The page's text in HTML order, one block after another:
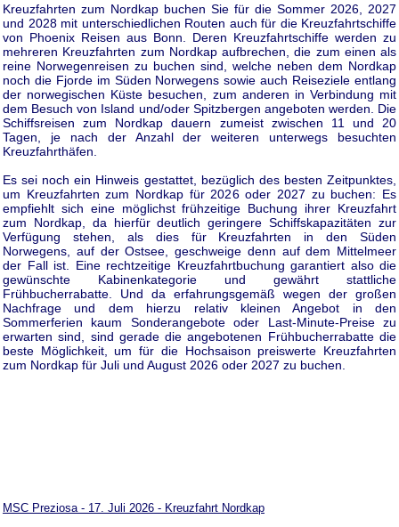
Kreuzfahrten zum Nordkap buchen Sie für die Sommer 2026, 2027
und 2028 mit unterschiedlichen Routen auch für die Kreuzfahrtschiffe
von Phoenix Reisen aus Bonn. Deren Kreuzfahrtschiffe werden zu
mehreren Kreuzfahrten zum Nordkap aufbrechen, die zum einen als
reine Norwegenreisen zu buchen sind, welche neben dem Nordkap
noch die Fjorde im Süden Norwegens sowie auch Reiseziele entlang
der norwegischen Küste besuchen, zum anderen in Verbindung mit
dem Besuch von Island und/oder Spitzbergen angeboten werden. Die
Schiffsreisen zum Nordkap dauern zumeist zwischen 11 und 20
Tagen, je nach der Anzahl der weiteren unterwegs besuchten
Kreuzfahrthäfen.
Es sei noch ein Hinweis gestattet, bezüglich des besten Zeitpunktes,
um Kreuzfahrten zum Nordkap für 2026 oder 2027 zu buchen: Es
empfiehlt sich eine möglichst frühzeitige Buchung ihrer Kreuzfahrt
zum Nordkap, da hierfür deutlich geringere Schiffskapazitäten zur
Verfügung stehen, als dies für Kreuzfahrten in den Süden
Norwegens, auf der Ostsee, geschweige denn auf dem Mittelmeer
der Fall ist. Eine rechtzeitige Kreuzfahrtbuchung garantiert also die
gewünschte Kabinenkategorie und gewährt stattliche
Frühbucherrabatte. Und da erfahrungsgemäß wegen der großen
Nachfrage und dem hierzu relativ kleinen Angebot in den
Sommerferien kaum Sonderangebote oder Last-Minute-Preise zu
erwarten sind, sind gerade die angebotenen Frühbucherrabatte die
beste Möglichkeit, um für die Hochsaison preiswerte Kreuzfahrten
zum Nordkap für Juli und August 2026 oder 2027 zu buchen.
MSC Preziosa - 17. Juli 2026 - Kreuzfahrt Nordkap